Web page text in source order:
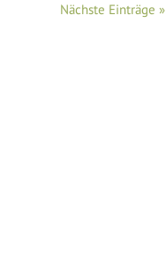
Nächste Einträge »